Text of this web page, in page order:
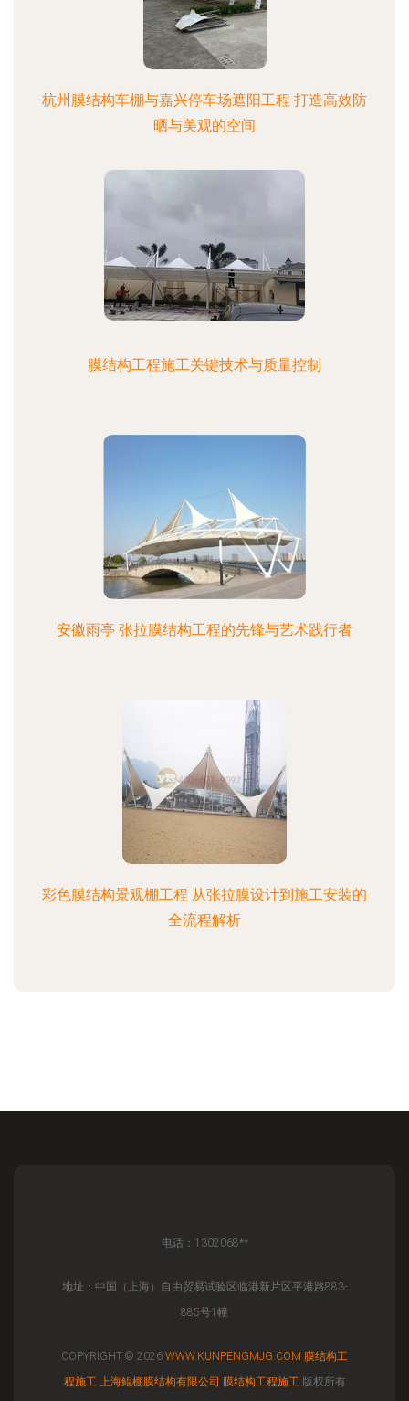
杭州膜结构车棚与嘉兴停车场遮阳工程 打造高效防
晒与美观的空间
膜结构工程施工关键技术与质量控制
安徽雨亭 张拉膜结构工程的先锋与艺术践行者
彩色膜结构景观棚工程 从张拉膜设计到施工安装的
全流程解析
电话：1302068**
地址：中国（上海）自由贸易试验区临港新片区平港路883-
885号1幢
COPYRIGHT © 2026 WWW.KUNPENGMJG.COM 膜结构工
程施工 上海鲲棚膜结构有限公司 膜结构工程施工版权所有